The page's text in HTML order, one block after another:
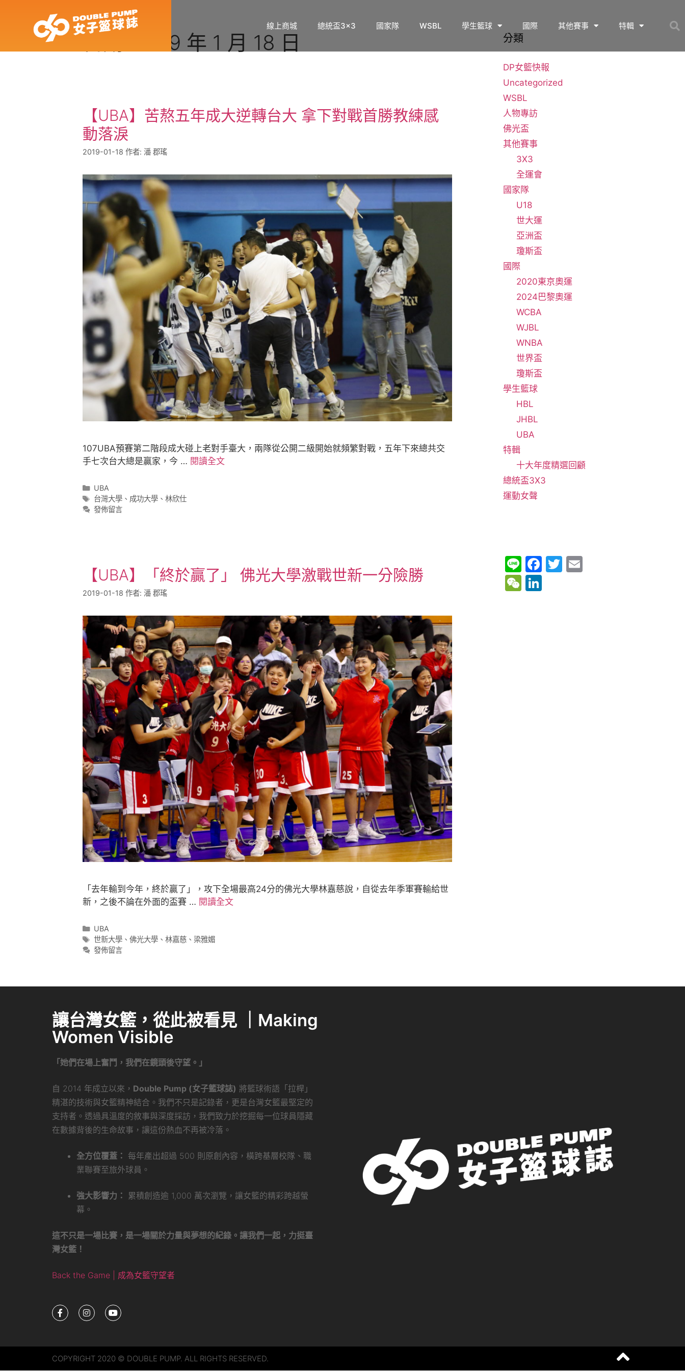
線上商城 總統盃3×3 國家隊 WSBL 學生籃球 國際 其他賽事 特輯
日期: 2019 年 1 月 18 日
【UBA】苦熬五年成大逆轉台大 拿下對戰首勝教練感
動落淚
2019-01-18 作者: 潘 郡瑤
107UBA預賽第二階段成大碰上老對手臺大，兩隊從公開二級開始就頻繁對戰，五年下來總共交
手七次台大總是贏家，今 … 閱讀全文
UBA
台灣大學、 成功大學、 林欣仕
發佈留言
【UBA】「終於贏了」 佛光大學激戰世新一分險勝
2019-01-18 作者: 潘 郡瑤
「去年輸到今年，終於贏了」，攻下全場最高24分的佛光大學林嘉慈說，自從去年季軍賽輸給世
新，之後不論在外面的盃賽 … 閱讀全文
UBA
世新大學、 佛光大學、 林嘉慈、 梁雅媚
發佈留言
分類
DP女籃快報
Uncategorized
WSBL
人物專訪
佛光盃
其他賽事
3X3
全運會
國家隊
U18
世大運
亞洲盃
瓊斯盃
國際
2020東京奧運
2024巴黎奧運
WCBA
WJBL
WNBA
世界盃
瓊斯盃
學生籃球
HBL
JHBL
UBA
特輯
十大年度精選回顧
總統盃3X3
運動女聲
Li
n
e
F
T
W
讓台灣女籃，從此被看見 ｜Making
Women Visible
「她們在場上奮鬥，我們在鏡頭後守望。」
自 2014 年成立以來， Double Pump (女子籃球誌) 將籃球術語「拉桿」
精湛的技術與女籃精神結合。我們不只是記錄者，更是台灣女籃最堅定的
支持者。透過具溫度的敘事與深度採訪，我們致力於挖掘每一位球員隱藏
在數據背後的生命故事，讓這份熱血不再被冷落。
全方位覆蓋： 每年產出超過 500 則原創內容，橫跨基層校隊、職
業聯賽至旅外球員。
強大影響力：
累積創造逾 1,000 萬次瀏覽，讓女籃的精彩跨越螢
幕。
這不只是一場比賽，是一場關於力量與夢想的紀錄。讓我們一起，力挺臺
灣女籃！
Back the Game | 成為女籃守望者
COPYRIGHT 2020 © DOUBLE PUMP. ALL RIGHTS RESERVED.